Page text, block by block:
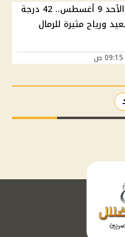
درجات الحرارة اليوم الأحد 9 أغسطس.. 42 درجة
ورياح مثيرة للرمال